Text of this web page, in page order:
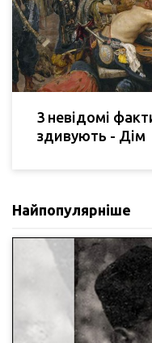
3 невідомі
здивують - Дім
Найпопулярніше